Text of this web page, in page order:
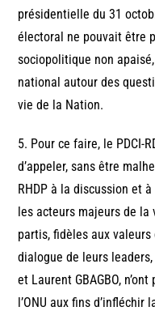
présidentielle du 31
électoral ne pouvait être
sociopolitique non
national autour des
vie de la Nation.
5. Pour ce faire, le PDCI-
d’appeler, sans être
RHDP à la discussion et
les acteurs majeurs de
partis, fidèles aux
dialogue de leurs
et Laurent GBAGBO,
l’ONU aux fins